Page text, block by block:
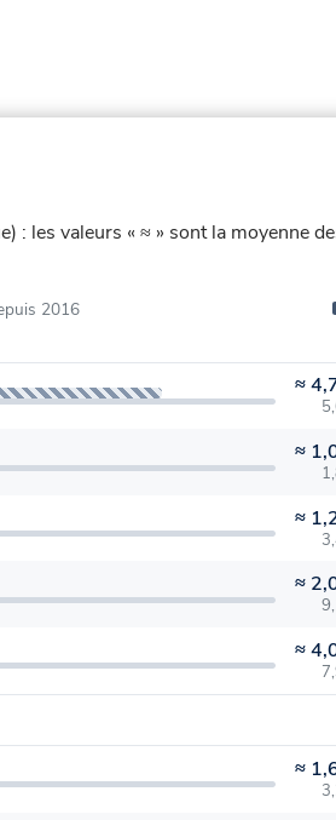
les valeurs « ≈ » sont la moyenne
2016
≈
≈
≈
≈
≈
≈